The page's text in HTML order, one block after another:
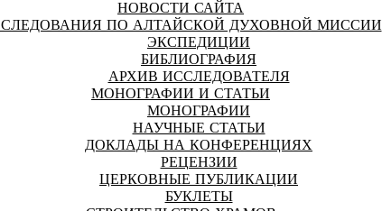
НОВОСТИ САЙТА
ПО АЛТАЙСКОЙ ДУХОВНОЙ МИССИИ
ЭКСПЕДИЦИИ
БИБЛИОГРАФИЯ
АРХИВ ИССЛЕДОВАТЕЛЯ
МОНОГРАФИИ И СТАТЬИ
МОНОГРАФИИ
НАУЧНЫЕ СТАТЬИ
ДОКЛАДЫ НА КОНФЕРЕНЦИЯХ
РЕЦЕНЗИИ
ЦЕРКОВНЫЕ ПУБЛИКАЦИИ
БУКЛЕТЫ